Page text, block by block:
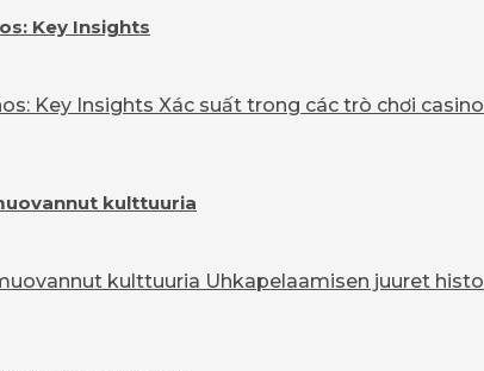
Key Insights
Key Insights Xác suất trong các trò chơi
kulttuuria
kulttuuria Uhkapelaamisen juuret